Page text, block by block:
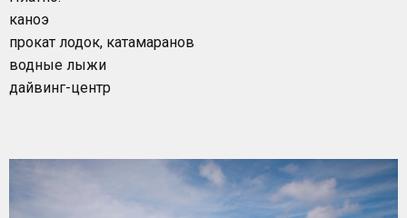
каноэ
прокат лодок, катамаранов
водные лыжи
дайвинг-центр